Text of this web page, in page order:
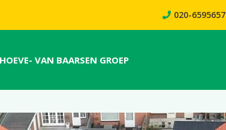
020-6595657
VAN BAARSEN GROEP